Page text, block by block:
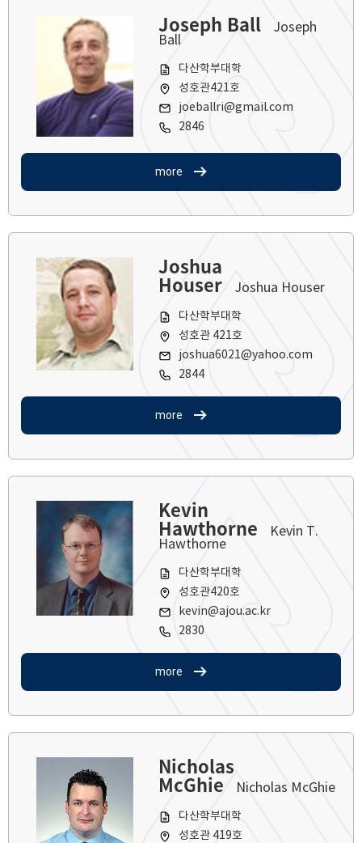
Joseph Ball
Joseph
Ball
다산학부대학
성호관421호
joeballri@gmail.com
2846
more
Joshua
Houser Joshua Houser
다산학부대학
성호관 421호
joshua6021@yahoo.com
2844
more
Kevin
Hawthorne
Kevin T.
Hawthorne
다산학부대학
성호관420호
kevin@ajou.ac.kr
2830
more
Nicholas
McGhie Nicholas McGhie
다산학부대학
성호관 419호